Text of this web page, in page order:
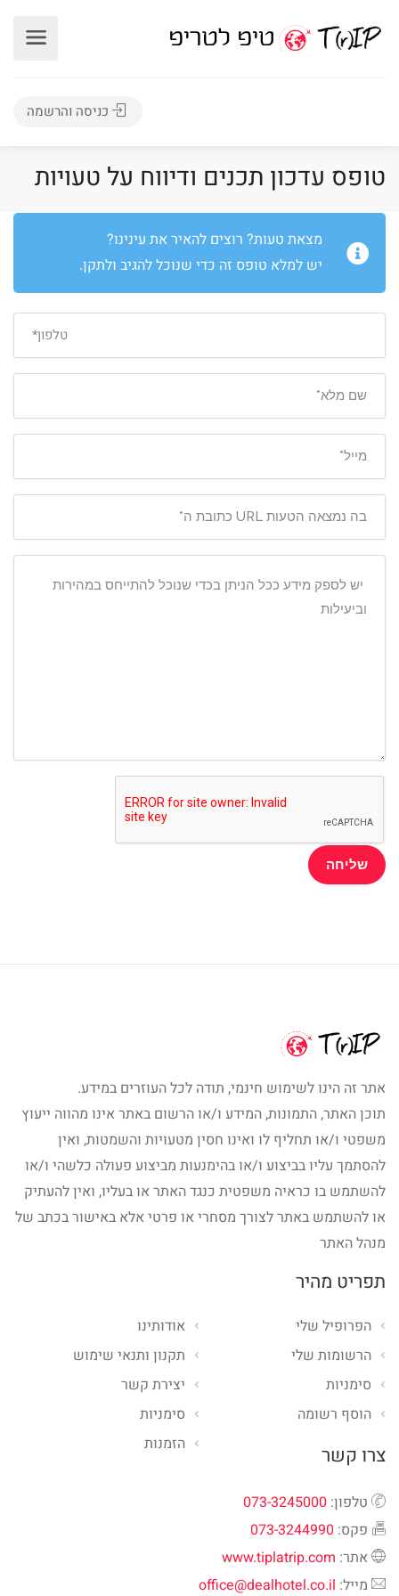
כניסה והרשמה
טופס עדכון תכנים ודיווח על טעויות
מצאת טעות? רוצים להאיר את עינינו?
יש למלא טופס זה כדי שנוכל להגיב ולתקן.
אתר זה הינו לשימוש חינמי, תודה לכל העוזרים במידע.
תוכן האתר, התמונות, המידע ו/או הרשום באתר אינו מהווה ייעוץ
משפטי ו/או תחליף לו ואינו חסין מטעויות והשמטות, ואין
להסתמך עליו בביצוע ו/או בהימנעות מביצוע פעולה כלשהי ו/או
להשתמש בו כראיה משפטית כנגד האתר או בעליו, ואין להעתיק
או להשתמש באתר לצורך מסחרי או פרטי אלא באישור בכתב של
מנהל האתר
תפריט מהיר
אודותינו
תקנון ותנאי שימוש
יצירת קשר
סימניות
הזמנות
הפרופיל שלי
הרשומות שלי
סימניות
הוסף רשומה
צרו קשר
טלפון: 073-3245000
פקס: 073-3244990
אתר: www.tiplatrip.com
מייל: office@dealhotel.co.il